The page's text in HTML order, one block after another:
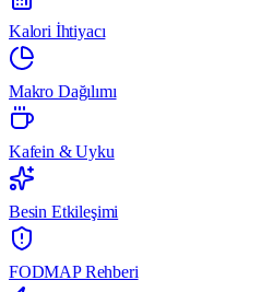
Kalori İhtiyacı
Makro Dağılımı
Kafein & Uyku
Besin Etkileşimi
FODMAP Rehberi